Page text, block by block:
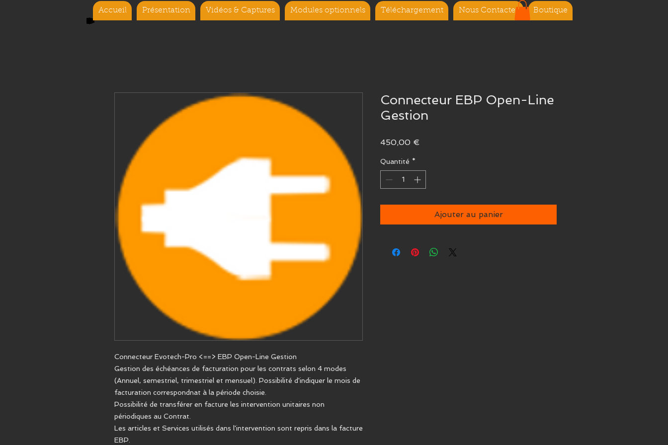
Accueil Présentation Vidéos & Captures Modules optionnels Téléchargement Nous Contacter Boutique
Connecteur Evotech-Pro <==> EBP Open-Line Gestion
Gestion des échéances de facturation pour les contrats selon 4 modes
(Annuel, semestriel, trimestriel et mensuel). Possibilité d'indiquer le mois de
facturation correspondnat à la période choisie.
Possibilité de transférer en facture les intervention unitaires non
périodiques au Contrat.
Les articles et Services utilisés dans l'intervention sont repris dans la facture
EBP.
Connecteur EBP Open-Line
Gestion
450,00 €
Quantité *
Ajouter au panier